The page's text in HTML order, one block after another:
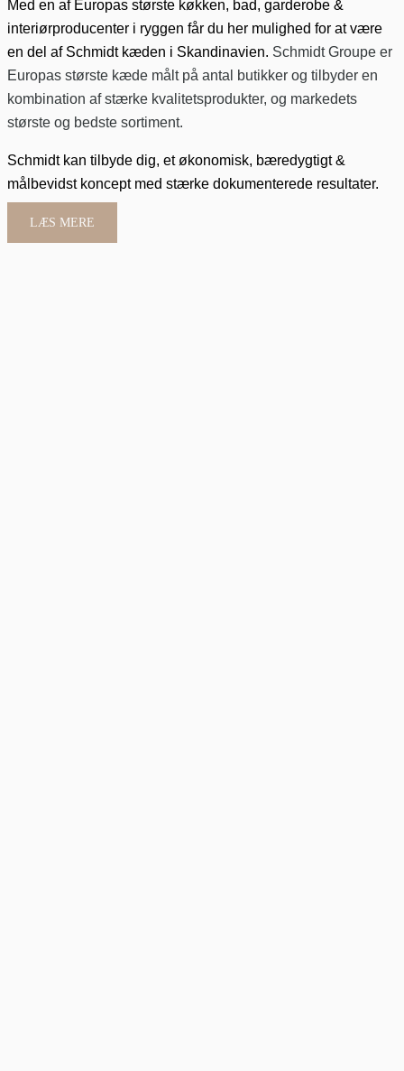
Med en af Europas største køkken, bad, garderobe &
interiørproducenter i ryggen får du her mulighed for at være
en del af Schmidt kæden i Skandinavien. Schmidt Groupe er
Europas største kæde målt på antal butikker og tilbyder en
kombination af stærke kvalitetsprodukter, og markedets
største og bedste sortiment.
Schmidt kan tilbyde dig, et økonomisk, bæredygtigt &
målbevidst koncept med stærke dokumenterede resultater.
LÆS MERE